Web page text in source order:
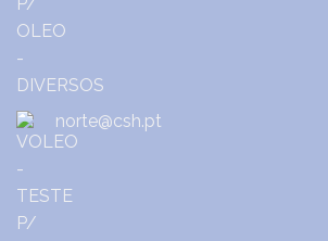
norte@csh.pt